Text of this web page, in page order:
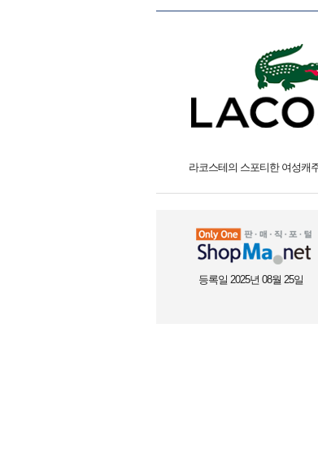
라코스테의 스포티한 여성캐
등록일 2025년 08월 25일